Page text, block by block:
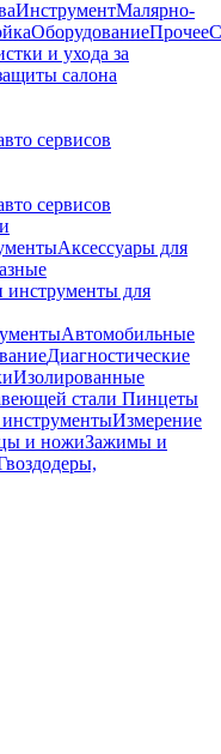
ИнструментМалярно-
ОборудованиеПрочее
и ухода за
салона
сервисов
сервисов
Аксессуары для
для
Автомобильные
Диагностические
Изолированные
стали Пинцеты
Измерение
и ножиЗажимы и